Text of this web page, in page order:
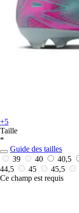
+5
Taille
*
Guide des tailles
39
40 40,5
44,5
45 45,5
Ce champ est requis